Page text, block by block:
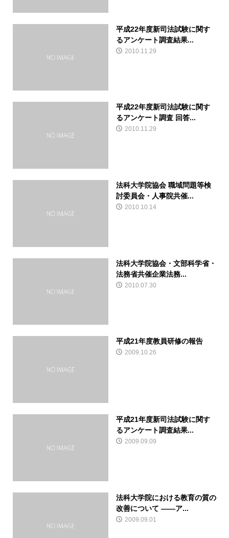
平成22年度新司法試験に関す
るアンケート調査結果...
2010.11.29
平成22年度新司法試験に関す
るアンケート調査 回答...
2010.11.29
法科大学院協会 職域問題等検
討委員会・人事院共催...
2010.10.14
法科大学院協会・文部科学省・
法務省共催企業法務...
2010.07.30
平成21年度教員研修の報告
2009.10.26
平成21年度新司法試験に関す
るアンケート調査結果...
2009.09.09
法科大学院における教育の質の
改善について ――ア...
2009.09.01